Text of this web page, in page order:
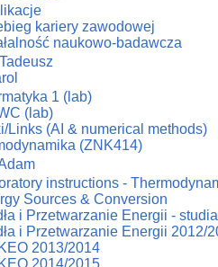
kariery zawodowej
naukowo-badawcza
1 (lab)
(lab)
Links (AI & numerical methods)
(ZNK414)
instructions -
Sources & Conversion
i Przetwarzanie Energii -
i Przetwarzanie Energii 2012/
2013/2014
2014/2015